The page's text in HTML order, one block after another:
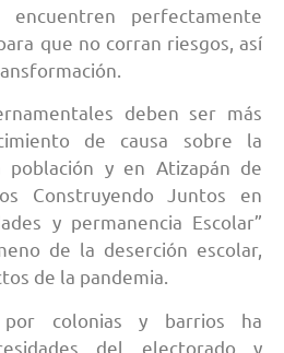
perfectamente
que no corran riesgos, así
deben ser más
de causa sobre la
y en Atizapán de
Construyendo Juntos en
y permanencia Escolar”
de la deserción escolar,
de la pandemia.
colonias y barrios ha
del electorado y